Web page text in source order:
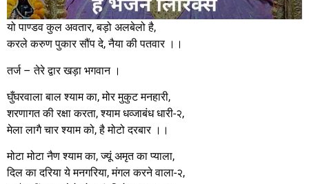
यो पाण्डव कुल अवतार, बड़ो अलबेलो है,
करले करुण पुकार सौंप दे, नैया की पतवार ।।
तर्ज – तेरे द्वार खड़ा भगवान ।
घुँघरवाला बाल श्याम का, मोर मुकुट मनहारी,
शरणागत की रक्षा करता, श्याम धव्जाबंध धारी-२,
मेला लागै चार श्याम को, है मोटो दरबार ।।
मोटा मोटा नैण श्याम का, ज्यूं अमृत का प्याला,
दिल का दरिया ये मनगरिया, मंगल करने वाला-२,